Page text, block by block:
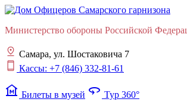
Министерство обороны Российской
Самара, ул. Шостаковича 7
Кассы: +7 (846) 332-81-61
museum Билеты в музей 360 Тур 360°